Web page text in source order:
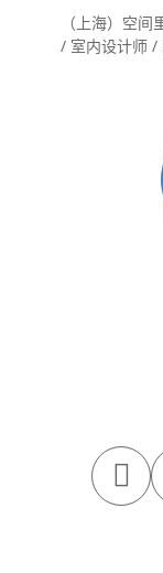
（上海）空
/ 室内设计师 /
